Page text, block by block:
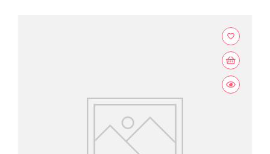
favorite_border